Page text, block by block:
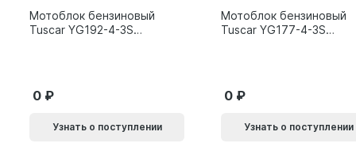
Мотоблок бензиновый
Tuscar YG192-4-3S
0
Узнать о поступлении
Мотоблок бензиновый
Tuscar YG177-4-3S
0
Узнать о поступлении